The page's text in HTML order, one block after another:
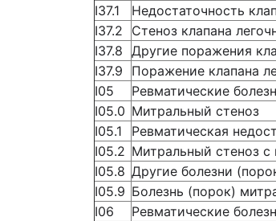
I37.1
Недостаточность
I37.2
Стеноз клапана
I37.8 Другие поражения
I37.9
Поражение клапана
I05
Ревматические
I05.0 Митральный стеноз
I05.1
Ревматическая
I05.2 Митральный стеноз с
I05.8 Другие болезни
I05.9 Болезнь (порок)
I06
Ревматические